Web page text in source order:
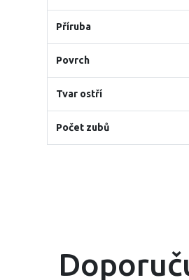
Příruba
Povrch
Tvar ostří
Počet zubů